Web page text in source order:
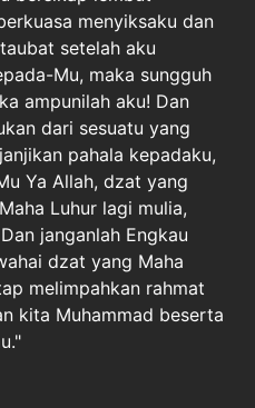
menyiksaku dan
setelah aku
Mu, maka sungguh
ampunilah aku! Dan
dari sesuatu yang
pahala kepadaku,
Ya Allah, dzat yang
Luhur lagi mulia,
janganlah Engkau
dzat yang Maha
melimpahkan rahmat
kita Muhammad beserta